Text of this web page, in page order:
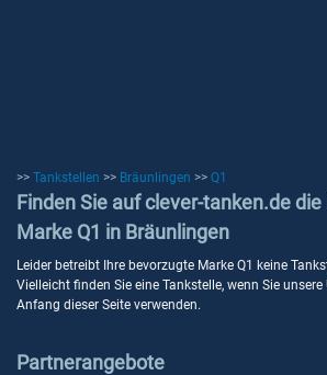
>> Tankstellen >> Bräunlingen >> Q1
Finden Sie auf clever-tanken.de
Marke Q1 in Bräunlingen
Leider betreibt Ihre bevorzugte Marke Q1 keine
Vielleicht finden Sie eine Tankstelle, wenn Sie
Anfang dieser Seite verwenden.
Partnerangebote